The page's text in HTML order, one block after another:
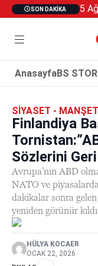
SON DAKIKA
AnasayfaBS
SIYASET - MANŞET
Finlandiya
Sözlerini Geri
Avrupa’nın ABD
NATO ve
dakikalar sonra
yeniden görünür
HÜLYA KOCAER
OCAK 22, 2026